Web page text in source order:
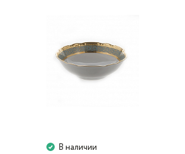
В наличии